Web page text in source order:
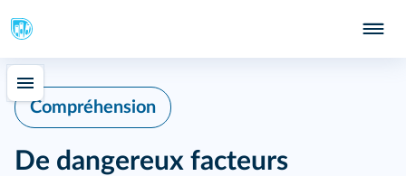
Compréhension
De dangereux facteurs